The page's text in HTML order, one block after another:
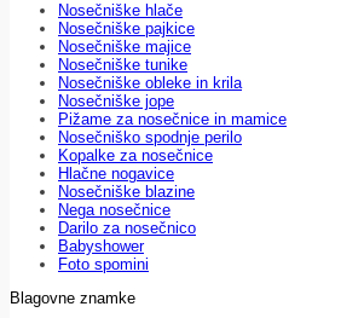
Nosečniške hlače
Nosečniške pajkice
Nosečniške majice
Nosečniške tunike
Nosečniške obleke in krila
Nosečniške jope
Pižame za nosečnice in mamice
Nosečniško spodnje perilo
Kopalke za nosečnice
Hlačne nogavice
Nosečniške blazine
Nega nosečnice
Darilo za nosečnico
Babyshower
Foto spomini
Blagovne znamke